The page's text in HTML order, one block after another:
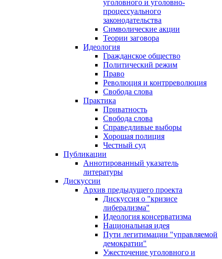
уголовного и уголовно-
процессуального
законодательства
Символические акции
Теории заговора
Идеология
Гражданское общество
Политический режим
Право
Революция и контрреволюция
Свобода слова
Практика
Приватность
Свобода слова
Справедливые выборы
Хорошая полиция
Честный суд
Публикации
Аннотированный указатель
литературы
Дискуссии
Архив предыдущего проекта
Дискуссия о "кризисе
либерализма"
Идеология консерватизма
Национальная идея
Пути легитимации "управляемой
демократии"
Ужесточение уголовного и